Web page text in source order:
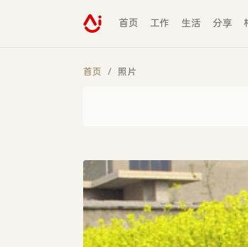
首页 工作 生活 分享
首页 照片